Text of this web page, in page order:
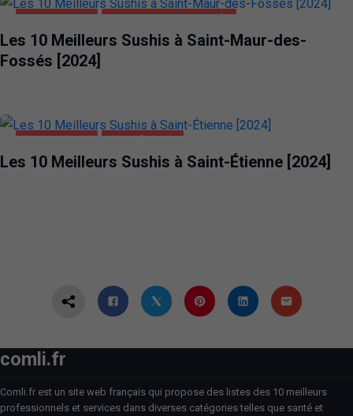
Les 10 Meilleurs Sushis à Saint-Maur-des-
Fossés [2024]
Les 10 Meilleurs Sushis à Saint-Étienne [2024]
comli.fr
Comli.fr est un site web français qui propose des listes des 10 meilleurs
professionnels et services dans diverses catégories telles que santé et